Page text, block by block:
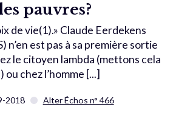
pauvres?
de vie(1).» Claude Eerdekens
n’en est pas à sa première sortie
le citoyen lambda (mettons cela
chez l’homme [...]
2018 Alter Échos n° 466